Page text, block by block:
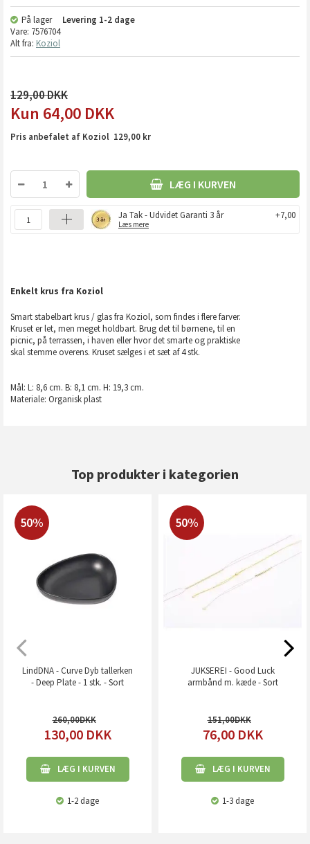
På lager Levering 1-2 dage
Vare: 7576704
Alt fra: Koziol
129,00
64,00 DKK
Pris anbefalet af Koziol 129,00 kr
LÆG I KURVEN
Ja Tak - Udvidet Garanti 3 år
Læs mere
+7,00
Enkelt krus fra Koziol
Smart stabelbart krus / glas fra Koziol, som findes i flere farver.
Kruset er let, men meget holdbart. Brug det til børnene, til en
picnic, på terrassen, i haven eller hvor det smarte og praktiske
skal stemme overens. Kruset sælges i et sæt af 4 stk.
Mål: L: 8,6 cm. B: 8,1 cm. H: 19,3 cm.
Materiale: Organisk plast
Top produkter i kategorien
50%
LindDNA - Curve Dyb tallerken
- Deep Plate - 1 stk. - Sort
260,00
130,00 DKK
LÆG I KURVEN
1-2 dage
50%
JUKSEREI - Good Luck
armbånd m. kæde - Sort
151,00
76,00 DKK
LÆG I KURVEN
1-3 dage